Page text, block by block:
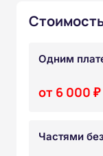
Одним
от 6 000 ₽
Частями